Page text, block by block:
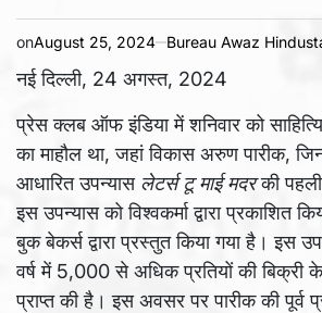
onAugust 25, 2024 Bureau Awaz
नई दिल्ली, 24 अगस्त, 2024
प्रेस क्लब ऑफ इंडिया में शनिवार को
का माहौल था, जहां विकास अरुण पारीक,
आधारित उपन्यास लेटर्स टू माई मदरकी पहली
इस उपन्यास को विश्वकर्मा द्वारा प्रकाशित
बुक बेकर्स द्वारा प्रस्तुत किया गया है। इस
वर्ष में 5,000 से अधिक प्रतियों की बिक्री
प्राप्त की है। इस अवसर पर पारीक की पूर्व